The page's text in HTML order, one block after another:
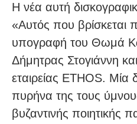
Η νέα αυτή
«Αυτός που βρίσκεται
υπογραφή του Θωμά
Δήμητρας Στογιάννη
εταιρείας ETHOS. Μία
πυρήνα της τους
βυζαντινής ποιητικής